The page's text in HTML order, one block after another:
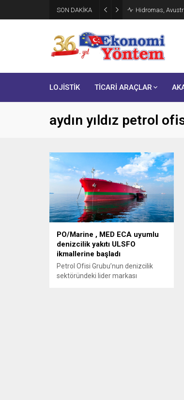
SON DAKİKA Hidromas,
LOJİSTİK TİCARİ ARAÇLAR
aydın yıldız petrol
PO/Marine , MED ECA uyumlu
denizcilik yakıtı ULSFO
ikmallerine başladı
Petrol Ofisi Grubu’nun denizcilik
sektöründeki lider markası